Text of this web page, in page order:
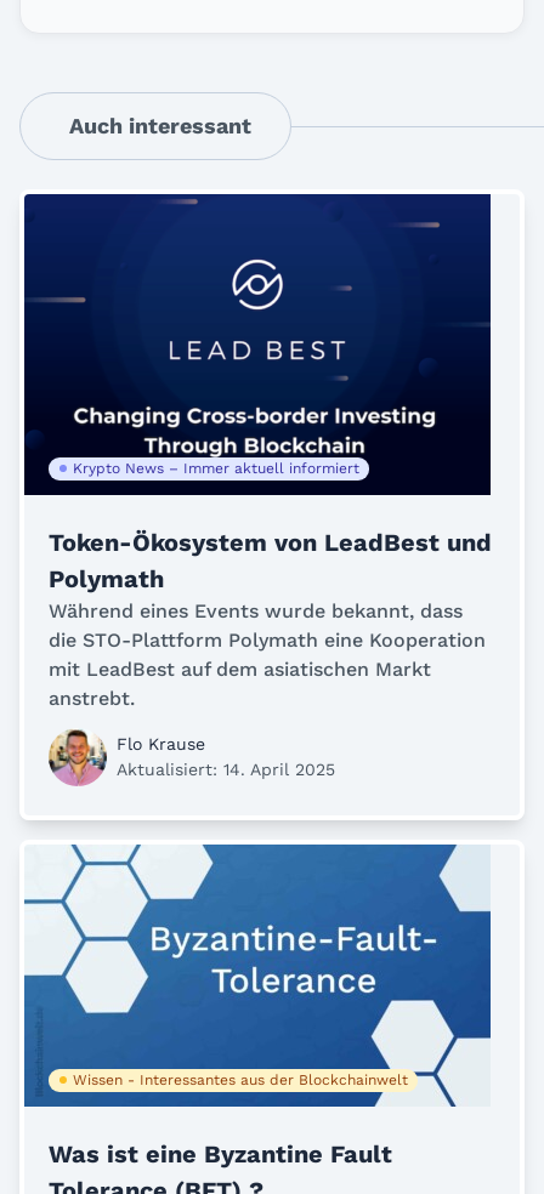
Auch interessant
Krypto News – Immer aktuell informiert
Token-Ökosystem von LeadBest und
Polymath
Während eines Events wurde bekannt, dass
die STO-Plattform Polymath eine Kooperation
mit LeadBest auf dem asiatischen Markt
anstrebt.
Flo Krause
Aktualisiert: 14. April 2025
Wissen - Interessantes aus der Blockchainwelt
Was ist eine Byzantine Fault